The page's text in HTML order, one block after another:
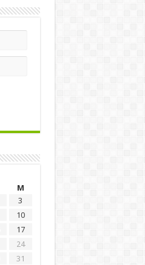
M
3
10
17
24
31